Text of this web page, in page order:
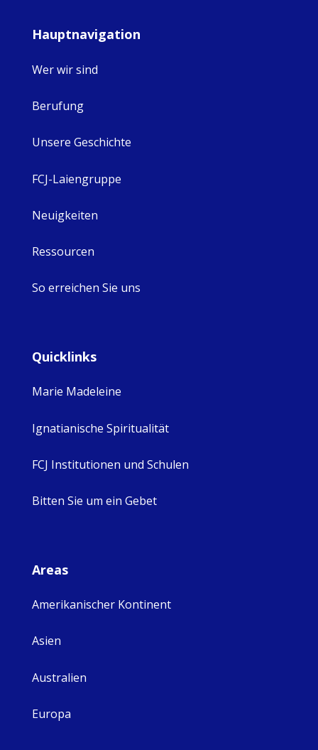
Hauptnavigation
Wer wir sind
Berufung
Unsere Geschichte
FCJ-Laiengruppe
Neuigkeiten
Ressourcen
So erreichen Sie uns
Quicklinks
Marie Madeleine
Ignatianische Spiritualität
FCJ Institutionen und Schulen
Bitten Sie um ein Gebet
Areas
Amerikanischer Kontinent
Asien
Australien
Europa